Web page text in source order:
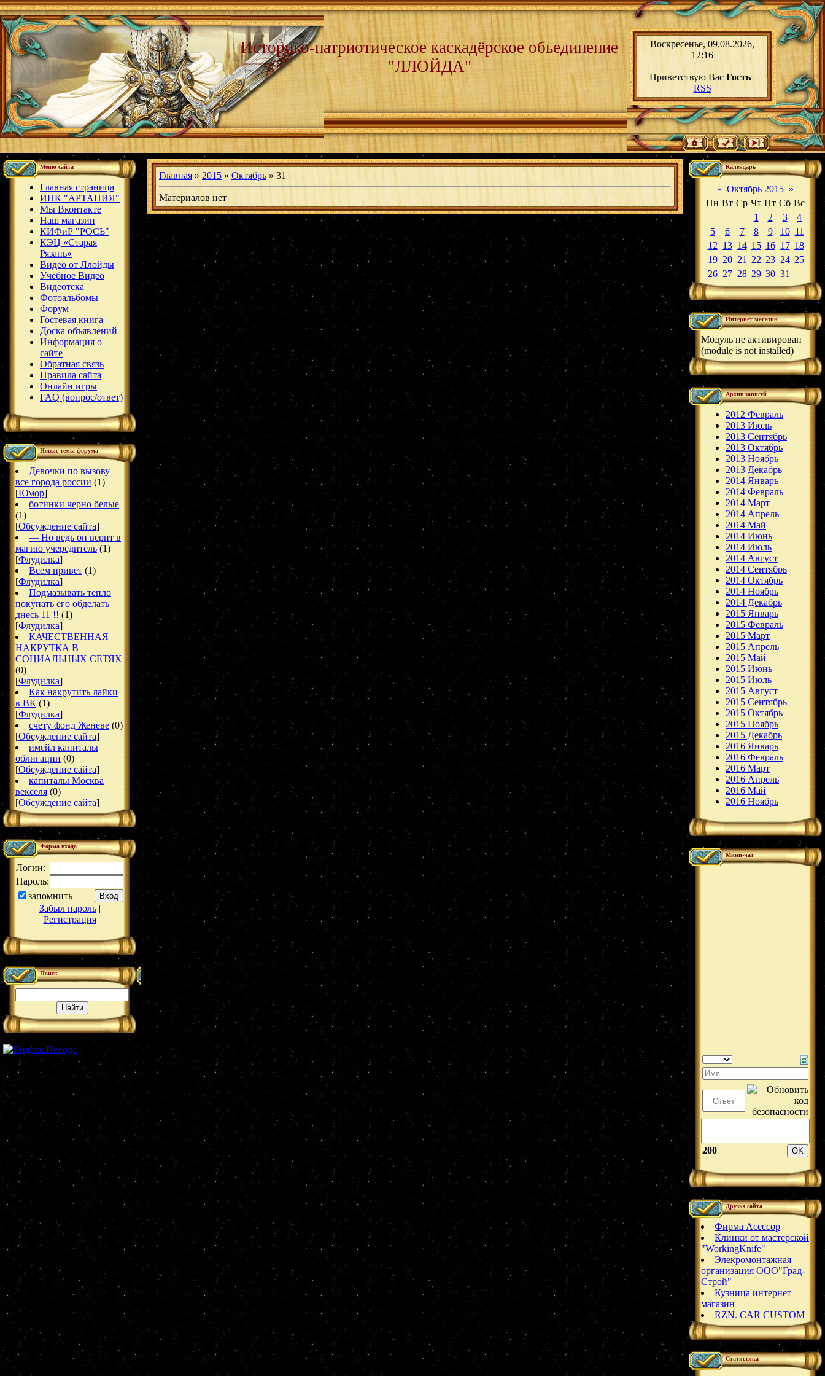
Воскресенье, 09.08.2026,
12:16
Приветствую Вас Гость |
RSS
Историко-патриотическое каскадёрское обьединение
"ЛЛОЙДА"
Меню сайта
Главная страница
ИПК "АРТАНИЯ"
Мы Вконтакте
Наш магазин
КИФиР "РОСЬ"
КЭЦ «Старая
Рязань»
Видео от Ллойды
Учебное Видео
Видеотека
Фотоальбомы
Форум
Гостевая книга
Доска объявлений
Информация о
сайте
Обратная связь
Правила сайта
Онлайн игры
FAQ (вопрос/ответ)
Новые темы форума
Девочки по вызову
все города россии (1)
[Юмор]
ботинки черно белые
(1)
[Обсуждение сайта]
— Но ведь он верит в
магию учередитель (1)
[Флудилка]
Всем привет (1)
[Флудилка]
Подмазывать тепло
покупать его обделать
днесь 11 !! (1)
[Флудилка]
КАЧЕСТВЕННАЯ
НАКРУТКА В
СОЦИАЛЬНЫХ СЕТЯХ
(0)
[Флудилка]
Как накрутить лайки
в ВК (1)
[Флудилка]
счету фонд Женеве (0)
[Обсуждение сайта]
имейл капиталы
облигации (0)
[Обсуждение сайта]
капиталы Москва
векселя (0)
[Обсуждение сайта]
Форма входа
Логин:
Пароль:
запомнить
Забыл пароль|
Регистрация
Поиск
Главная » 2015 » Октябрь » 31
Материалов нет
Календарь
« Октябрь 2015 »
Пн Вт Ср Чт Пт Сб Вс
1
2 3
4
5
6 7 8 9 10 11
12 13 14 15 16 17 18
19 20 21 22 23 24 25
26 27 28 29 30 31
Интернет магазин
Модуль не активирован
(module is not installed)
Архив записей
2012 Февраль
2013 Июль
2013 Сентябрь
2013 Октябрь
2013 Ноябрь
2013 Декабрь
2014 Январь
2014 Февраль
2014 Март
2014 Апрель
2014 Май
2014 Июнь
2014 Июль
2014 Август
2014 Сентябрь
2014 Октябрь
2014 Ноябрь
2014 Декабрь
2015 Январь
2015 Февраль
2015 Март
2015 Апрель
2015 Май
2015 Июнь
2015 Июль
2015 Август
2015 Сентябрь
2015 Октябрь
2015 Ноябрь
2015 Декабрь
2016 Январь
2016 Февраль
2016 Март
2016 Апрель
2016 Май
2016 Ноябрь
Мини-чат
200
Друзья сайта
Фирма Асессор
Клинки от мастерской
"WorkingKnife"
Элекромонтажная
организация ООО"Град-
Строй"
Кузница интернет
магазин
RZN. CAR CUSTOM
Статистика